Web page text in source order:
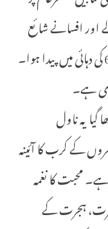
افسانے شائع
ہو چکے ہیں۔ آپ کو لکھنے کا شوق 60 کی دہائی میں پیدا ہوا۔
ہے۔
یہ ناول
کے کرب کا آئینہ
محبت کا نغمہ
ہجرت کے